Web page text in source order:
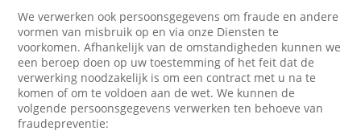
We verwerken ook persoonsgegevens om fraude en andere
vormen van misbruik op en via onze Diensten te
voorkomen. Afhankelijk van de omstandigheden kunnen we
een beroep doen op uw toestemming of het feit dat de
verwerking noodzakelijk is om een contract met u na te
komen of om te voldoen aan de wet. We kunnen de
volgende persoonsgegevens verwerken ten behoeve van
fraudepreventie: